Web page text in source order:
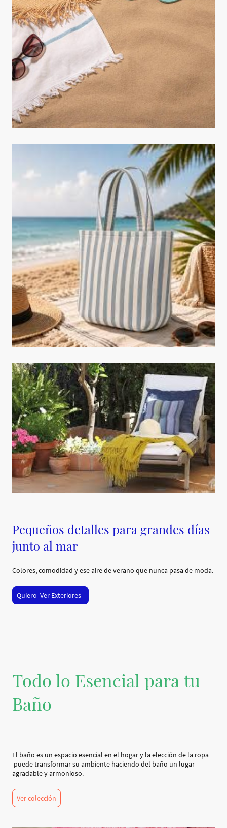
Pequeños detalles para grandes días
junto al mar
Colores, comodidad y ese aire de verano que nunca pasa de moda.
Quiero Ver Exteriores
Todo lo Esencial para tu
Baño
El baño es un espacio esencial en el hogar y la elección de la ropa
puede transformar su ambiente haciendo del baño un lugar
agradable y armonioso.
Ver colección